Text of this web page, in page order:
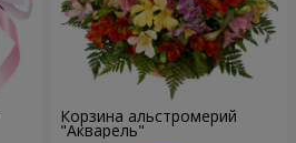
Корзина альстромерий
"Акварель"